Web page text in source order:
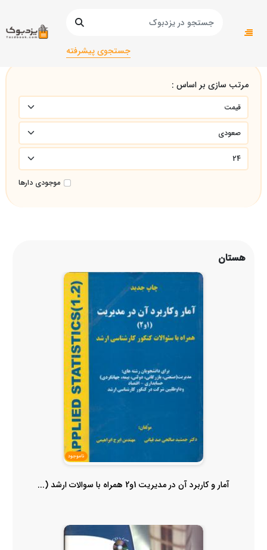
جستجوی پیشرفته
صفحه اصلی
مرتب سازی بر اساس :
موجودی دارها
هستان
ناموجود
آمار و کاربرد آن در مدیریت 1و2 همراه با سوالات ارشد (...